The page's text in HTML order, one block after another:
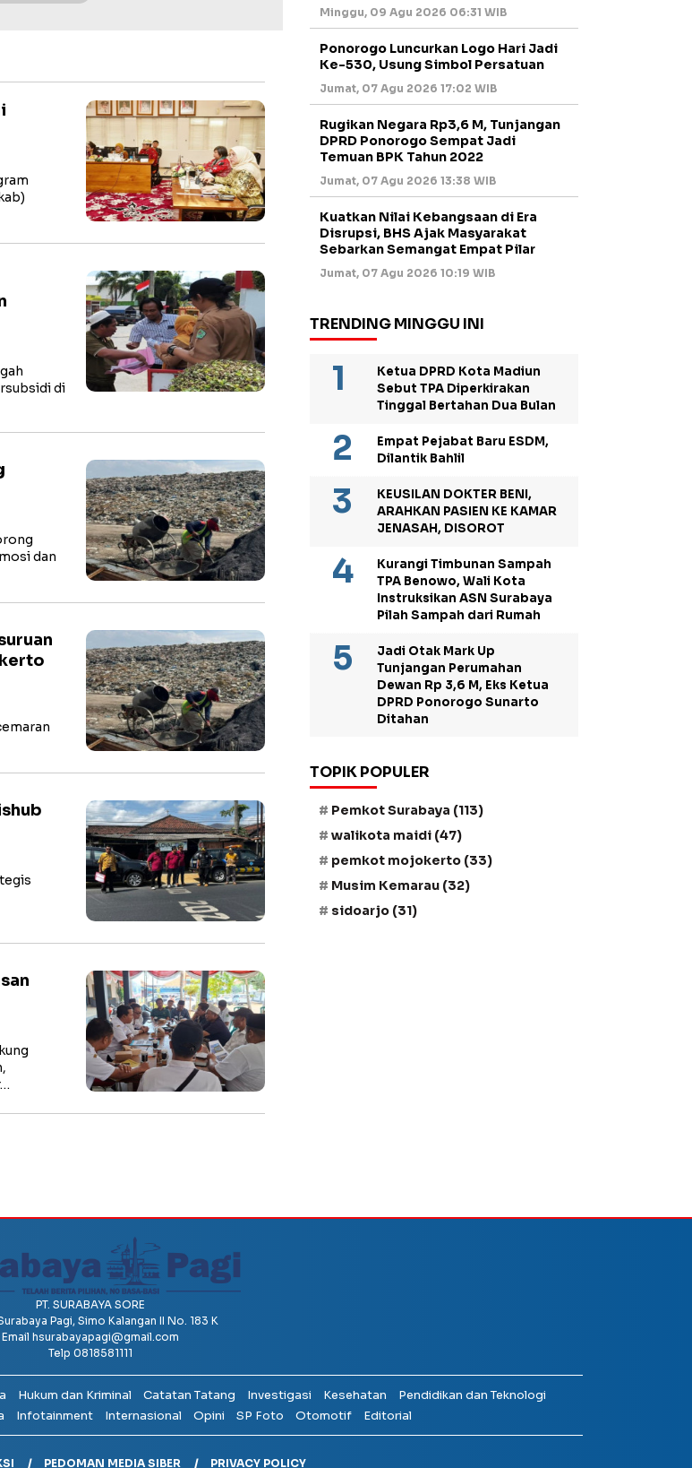
di
dan
Minggu, 09 Agu 2026 06:31 WIB
Ponorogo Luncurkan Logo Hari Jadi
Ke-530, Usung Simbol Persatuan
Jumat, 07 Agu 2026 17:02 WIB
Rugikan Negara Rp3,6 M, Tunjangan
DPRD Ponorogo Sempat Jadi
Temuan BPK Tahun 2022
Jumat, 07 Agu 2026 13:38 WIB
Kuatkan Nilai Kebangsaan di Era
Disrupsi, BHS Ajak Masyarakat
Sebarkan Semangat Empat Pilar
Jumat, 07 Agu 2026 10:19 WIB
TRENDING MINGGU INI
Ketua DPRD Kota Madiun
Sebut TPA Diperkirakan
Tinggal Bertahan Dua Bulan
Empat Pejabat Baru ESDM,
Dilantik Bahlil
KEUSILAN DOKTER BENI,
ARAHKAN PASIEN KE KAMAR
JENASAH, DISOROT
Kurangi Timbunan Sampah
TPA Benowo, Wali Kota
Instruksikan ASN Surabaya
Pilah Sampah dari Rumah
Jadi Otak Mark Up
Tunjangan Perumahan
Dewan Rp 3,6 M, Eks Ketua
DPRD Ponorogo Sunarto
Ditahan
TOPIK POPULER
Pemkot Surabaya (113)
walikota maidi (47)
pemkot mojokerto (33)
Musim Kemarau (32)
sidoarjo (31)
PT. SURABAYA SORE
Pagi, Simo Kalangan II No. 183 K
Email hsurabayapagi@gmail.com
Telp 0818581111
Hukum dan Kriminal Catatan Tatang Investigasi Kesehatan
Pendidikan dan Teknologi
Infotainment Internasional Opini SP Foto Otomotif Editorial
PEDOMAN MEDIA SIBER PRIVACY POLICY